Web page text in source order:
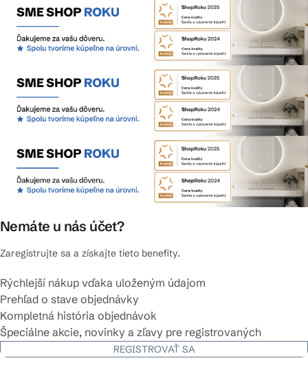
Nemáte u nás účet?
Zaregistrujte sa a získajte tieto benefity.
Rýchlejší nákup vďaka uloženým údajom
Prehľad o stave objednávky
Kompletná história objednávok
Špeciálne akcie, novinky a zľavy pre registrovaných
REGISTROVAŤ SA